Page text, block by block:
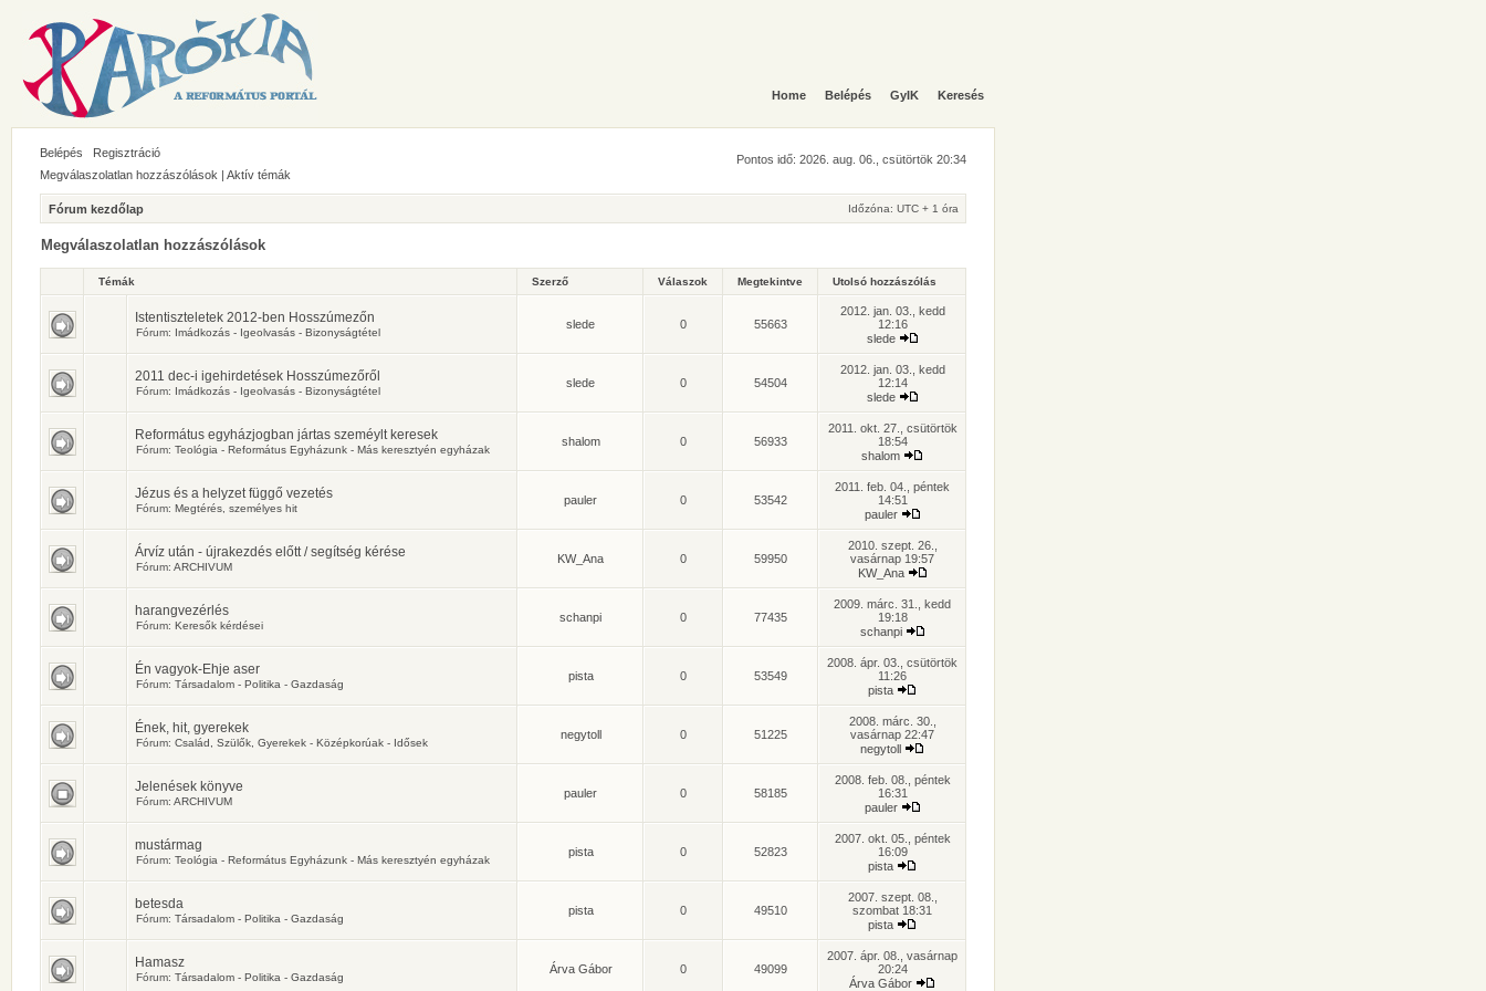
Home Belépés GyIK Keresés
Belépés Regisztráció
Pontos idő: 2026. aug. 06., csütörtök 20:34
Megválaszolatlan hozzászólások | Aktív témák
Fórum kezdőlap Időzóna: UTC + 1 óra
Megválaszolatlan hozzászólások
Témák Szerző Válaszok Megtekintve Utolsó hozzászólás
Istentiszteletek 2012-ben Hosszúmezőn
Fórum: Imádkozás - Igeolvasás - Bizonyságtétel
slede 0 55663
2012. jan. 03., kedd
12:16
slede
2011 dec-i igehirdetések Hosszúmezőről
Fórum: Imádkozás - Igeolvasás - Bizonyságtétel
slede 0 54504
2012. jan. 03., kedd
12:14
slede
Református egyházjogban jártas szeméylt keresek
Fórum: Teológia - Református Egyházunk - Más keresztyén egyházak
shalom 0 56933
2011. okt. 27., csütörtök
18:54
shalom
Jézus és a helyzet függő vezetés
Fórum: Megtérés, személyes hit
pauler 0 53542
2011. feb. 04., péntek
14:51
pauler
Árvíz után - újrakezdés előtt / segítség kérése
Fórum: ARCHIVUM
KW_Ana 0 59950
2010. szept. 26.,
vasárnap 19:57
KW_Ana
harangvezérlés
Fórum: Keresők kérdései
schanpi 0 77435
2009. márc. 31., kedd
19:18
schanpi
Én vagyok-Ehje aser
Fórum: Társadalom - Politika - Gazdaság
pista 0 53549
2008. ápr. 03., csütörtök
11:26
pista
Ének, hit, gyerekek
Fórum: Család, Szülők, Gyerekek - Középkorúak - Idősek
negytoll 0 51225
2008. márc. 30.,
vasárnap 22:47
negytoll
Jelenések könyve
Fórum: ARCHIVUM
pauler 0 58185
2008. feb. 08., péntek
16:31
pauler
mustármag
Fórum: Teológia - Református Egyházunk - Más keresztyén egyházak
pista 0 52823
2007. okt. 05., péntek
16:09
pista
betesda
Fórum: Társadalom - Politika - Gazdaság
pista 0 49510
2007. szept. 08.,
szombat 18:31
pista
Hamasz
Fórum: Társadalom - Politika - Gazdaság
Árva Gábor 0 49099
2007. ápr. 08., vasárnap
20:24
Árva Gábor